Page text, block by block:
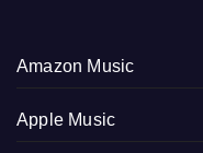
Amazon Music
Apple Music